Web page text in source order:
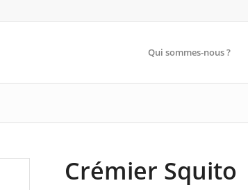
Qui sommes-nous ?
Crémier Squito